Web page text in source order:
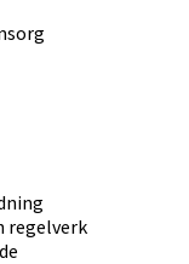
regelverk